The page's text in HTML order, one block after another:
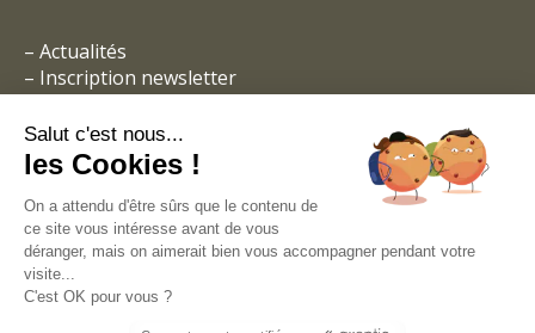
– Actualités
– Inscription newsletter
Salut c'est nous...
les Cookies !
On a attendu d'être sûrs que le contenu de
ce site vous intéresse avant de vous
déranger, mais on aimerait bien vous accompagner pendant votre
visite...
C'est OK pour vous ?